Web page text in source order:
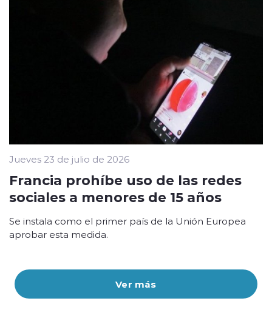
Ver más
Jueves 23 de julio de 2026
Francia prohíbe uso de las redes
sociales a menores de 15 años
Se instala como el primer país de la Unión Europea
aprobar esta medida.